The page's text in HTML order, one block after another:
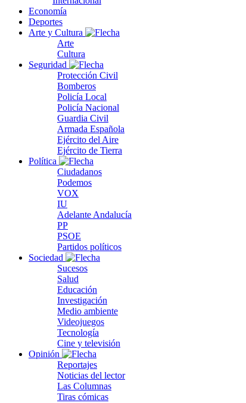
Economía
Deportes
Arte y Cultura
Arte
Cultura
Seguridad
Protección Civil
Bomberos
Policía Local
Policía Nacional
Guardia Civil
Armada Española
Ejército del Aire
Ejército de Tierra
Política
Ciudadanos
Podemos
VOX
IU
Adelante Andalucía
PP
PSOE
Partidos políticos
Sociedad
Sucesos
Salud
Educación
Investigación
Medio ambiente
Videojuegos
Tecnología
Cine y televisión
Opinión
Reportajes
Noticias del lector
Las Columnas
Tiras cómicas